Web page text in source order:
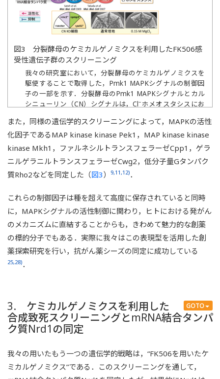
図3 分裂酵母のケミカルゲノミクスを利用したFK506感
受性遺伝子群のスクリーニング
我々の研究室において，分裂酵母のケミカルゲノミクスを
駆使することで取得した，Pmk1 MAPKシグナルの制御因
子の一部を示す．分裂酵母のPmk1 MAPKシグナルとカル
シニューリン（CN）シグナルは，Cl− ホメオスタシスにお
ューリンをノックアウト（KO）した細胞は，Cl −ホメオス
タシスが崩れ，高濃度MgCl2培地で生育することができな
い（下図）．しかし，MAPKシグナルを抑制する因子を過
剰発現させると，カルシニューリンKO細胞におけるCl
−
メオスタシスのバランスが戻り，MgCl 感受性を回復する
ことができる（下図）．
また，同様の遺伝学的スクリーニングによって，MAPKの活性
化因子であるMAP kinase kinase Pek1，MAP kinase kinase
kinase Mkh1，ファルネシルトランスフェラーゼCpp1，ゲラ
ニルゲラニルトランスフェラーゼCwg2，低分子量Gタンパク
質Rho2などを同定した（図3） 9,11,12)．
これらの制御因子は種を超えて高度に保存されていると同時
に，MAPKシグナルの活性制御に関わり，ヒトにおける発がん
のメカニズムに直結することからも，きわめて魅力的な創薬
の標的分子でもある．実際に我々はこの表現型を活用した創
薬探索研究を行い，抗がん薬シーズの同定に成功している
25,28)．
GOTO
3. ケミカルゲノミクスを利用した
合成致死スクリーニングとmRNA結合タンパ
ク質Nrd1の同定
我々の用いたもう一つの遺伝学的戦略は，“FK506を用いたケ
ミカルゲノミクス”である．このスクリーニングを通して，